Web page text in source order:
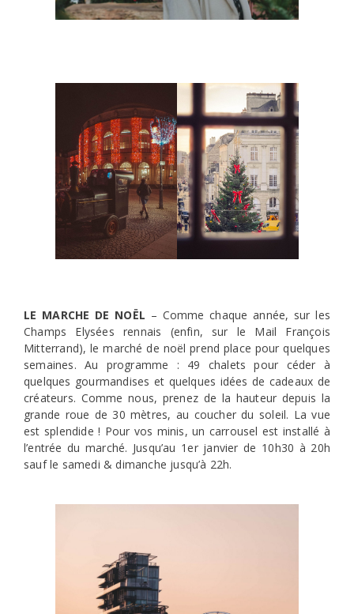
LE MARCHE DE NOËL – Comme chaque année, sur les
Champs Elysées rennais (enfin, sur le Mail François
Mitterrand), le marché de noël prend place pour quelques
semaines. Au programme : 49 chalets pour céder à
quelques gourmandises et quelques idées de cadeaux de
créateurs. Comme nous, prenez de la hauteur depuis la
grande roue de 30 mètres, au coucher du soleil. La vue
est splendide ! Pour vos minis, un carrousel est installé à
l’entrée du marché. Jusqu’au 1er janvier de 10h30 à 20h
sauf le samedi & dimanche jusqu’à 22h.